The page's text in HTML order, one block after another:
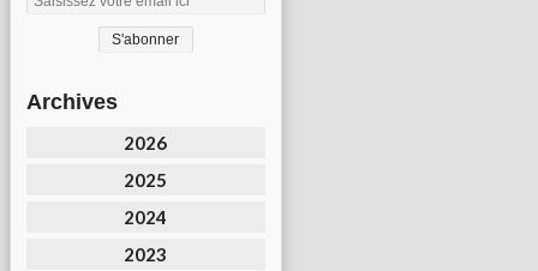
Archives
2026
2025
2024
2023